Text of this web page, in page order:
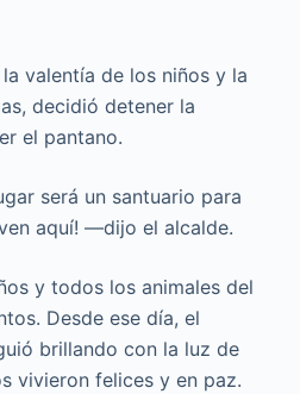
valentía de los niños y la
decidió detener la
el pantano.
será un santuario para
aquí! —dijo el alcalde.
y todos los animales del
Desde ese día, el
brillando con la luz de
vivieron felices y en paz.